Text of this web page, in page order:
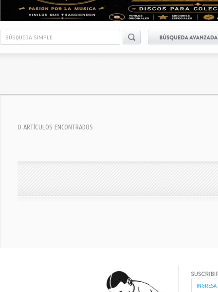
0 ARTÍCULOS ENCONTRADOS